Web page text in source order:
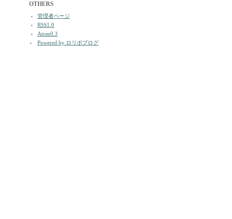
OTHERS
管理者ページ
RSS1.0
Atom0.3
Powered by ロリポブログ